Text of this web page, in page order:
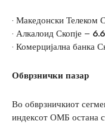
· Македонски Телеком
· Алкалоид Скопје –
· Комерцијална банка
Обврзнички пазар
Во обврзничкиот
индексот ОМБ остана